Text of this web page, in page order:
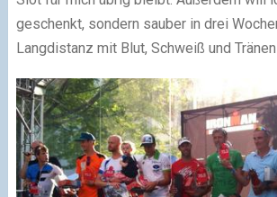
geschenkt, sondern sauber in drei
Langdistanz mit Blut, Schweiß und